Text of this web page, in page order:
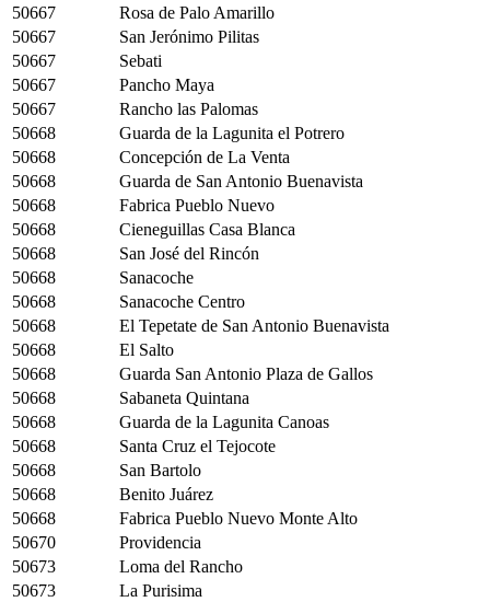
50667
Rosa de Palo Amarillo
50667
San Jerónimo Pilitas
50667
Sebati
50667
Pancho Maya
50667
Rancho las Palomas
50668
Guarda de la Lagunita el Potrero
50668
Concepción de La Venta
50668
Guarda de San Antonio Buenavista
50668
Fabrica Pueblo Nuevo
50668
Cieneguillas Casa Blanca
50668
San José del Rincón
50668
Sanacoche
50668
Sanacoche Centro
50668
El Tepetate de San Antonio Buenavista
50668
El Salto
50668
Guarda San Antonio Plaza de Gallos
50668
Sabaneta Quintana
50668
Guarda de la Lagunita Canoas
50668
Santa Cruz el Tejocote
50668
San Bartolo
50668
Benito Juárez
50668
Fabrica Pueblo Nuevo Monte Alto
50670
Providencia
50673
Loma del Rancho
50673
La Purisima